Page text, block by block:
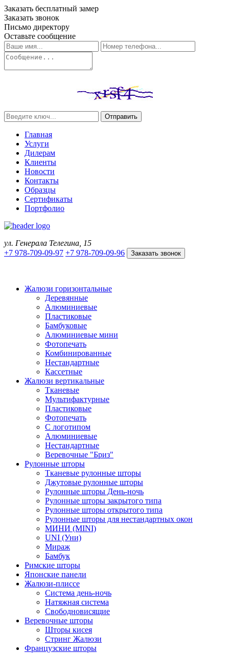
Заказать бесплатный замер
Заказать звонок
Письмо директору
Оставьте сообщение
Отправить
Главная
Услуги
Дилерам
Клиенты
Новости
Контакты
Образцы
Сертификаты
Портфолио
ул. Генерала Телегина, 15
+7 978-709-09-97 +7 978-709-09-96 Заказать звонок
Жалюзи горизонтальные
Деревянные
Алюминиевые
Пластиковые
Бамбуковые
Алюминиевые мини
Фотопечать
Комбинированные
Нестандартные
Кассетные
Жалюзи вертикальные
Тканевые
Мультифактурные
Пластиковые
Фотопечать
С логотипом
Алюминиевые
Нестандартные
Веревочные "Бриз"
Рулонные шторы
Тканевые рулонные шторы
Джутовые рулонные шторы
Рулонные шторы День-ночь
Рулонные шторы закрытого типа
Рулонные шторы открытого типа
Рулонные шторы для нестандартных окон
МИНИ (MINI)
UNI (Уни)
Мираж
Бамбук
Римские шторы
Японские панели
Жалюзи-плиссе
Система день-ночь
Натяжная система
Свободновисящие
Веревочные шторы
Шторы кисея
Стринг Жалюзи
Французские шторы